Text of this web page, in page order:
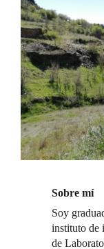
Sobre mí
Soy
instituto de
de